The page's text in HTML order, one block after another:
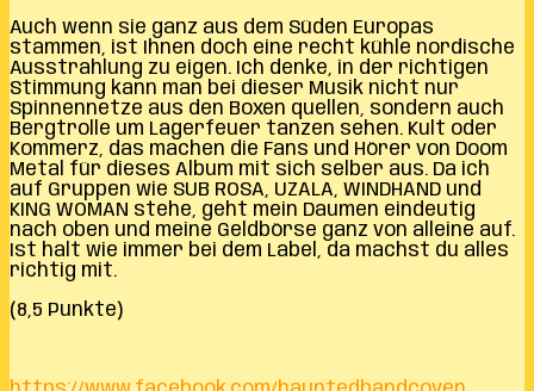
Auch wenn sie ganz aus dem Süden Europas
stammen, ist Ihnen doch eine recht kühle nordische
Ausstrahlung zu eigen. Ich denke, in der richtigen
Stimmung kann man bei dieser Musik nicht nur
Spinnennetze aus den Boxen quellen, sondern auch
Bergtrolle um Lagerfeuer tanzen sehen. Kult oder
Kommerz, das machen die Fans und Hörer von Doom
Metal für dieses Album mit sich selber aus. Da ich
auf Gruppen wie SUB ROSA, UZALA, WINDHAND und
KING WOMAN stehe, geht mein Daumen eindeutig
nach oben und meine Geldbörse ganz von alleine auf.
Ist halt wie immer bei dem Label, da machst du alles
richtig mit.
(8,5 Punkte)